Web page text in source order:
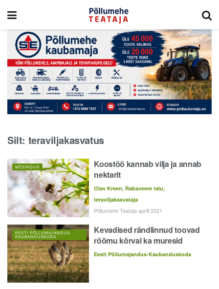
Silt: teraviljakasvatus
MESINDUS
Koostöö kannab vilja ja annab
nektarit
Olav Kreen, Rabaveere talu,
teraviljakasvataja
Põllumehe Teataja aprill 2021
EESTI PÕLLUMAJANDUS-
KAUBANDUSKODA
Kevadised rändlinnud toovad
rõõmu kõrval ka muresid
Eesti Põllumajandus-Kaubanduskoda